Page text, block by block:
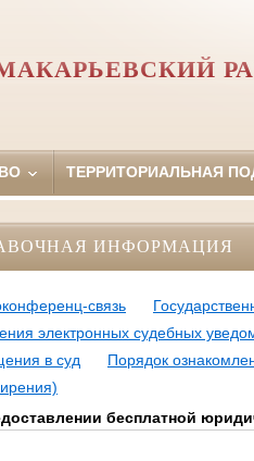
ТЕРРИТОРИАЛЬНАЯ
ИНФОРМАЦИЯ
связь
электронных судебных
в суд
Порядок
бесплатной